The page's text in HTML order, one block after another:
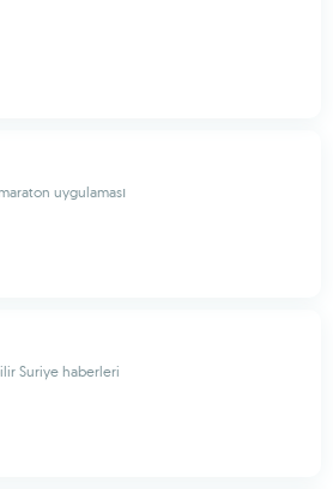
uygulaması
Suriye haberleri